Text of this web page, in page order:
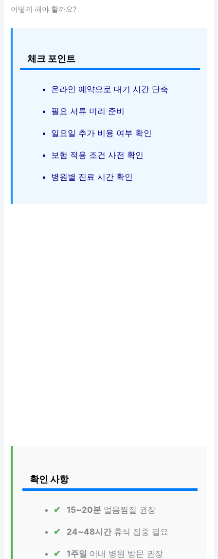
어떻게 해야 할까요?
체크 포인트
온라인 예약으로 대기 시간 단축
필요 서류 미리 준비
일요일 추가 비용 여부 확인
보험 적용 조건 사전 확인
병원별 진료 시간 확인
확인 사항
15~20분 얼음찜질 권장
24~48시간휴식 집중 필요
1주일 이내 병원 방문 권장